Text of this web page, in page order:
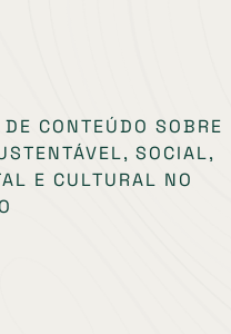
CONTEÚDO SOBRE
SOCIAL,
E CULTURAL NO